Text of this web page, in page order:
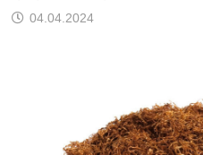
04.04.2024